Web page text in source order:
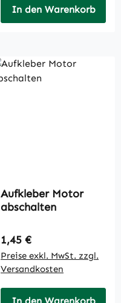
In den Warenkorb
Aufkleber Motor
abschalten
Regulärer Preis:
1,45 €
Preise exkl. MwSt. zzgl.
Versandkosten